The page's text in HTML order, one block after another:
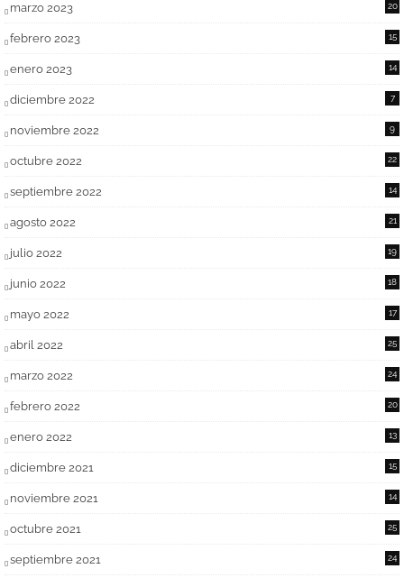
marzo 2023 20
febrero 2023 15
enero 2023 14
diciembre 2022 7
noviembre 2022 9
octubre 2022 22
septiembre 2022 14
agosto 2022 21
julio 2022 19
junio 2022 18
mayo 2022 17
abril 2022 25
marzo 2022 24
febrero 2022 20
enero 2022 13
diciembre 2021 15
noviembre 2021 14
octubre 2021 25
septiembre 2021 24